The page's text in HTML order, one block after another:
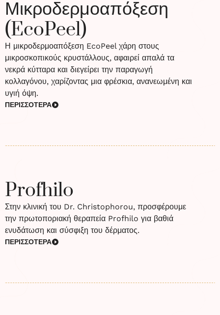
Μικροδερμοαπόξεση
(EcoPeel)
Η μικροδερμοαπόξεση EcoPeel χάρη στους
μικροσκοπικούς κρυστάλλους, αφαιρεί απαλά τα
νεκρά κύτταρα και διεγείρει την παραγωγή
κολλαγόνου, χαρίζοντας μια φρέσκια, ανανεωμένη και
υγιή όψη.
ΠΕΡΙΣΣΟΤΕΡΑ
Profhilo
Στην κλινική του Dr. Christophorou, προσφέρουμε
την πρωτοποριακή θεραπεία Profhilo για βαθιά
ενυδάτωση και σύσφιξη του δέρματος.
ΠΕΡΙΣΣΟΤΕΡΑ